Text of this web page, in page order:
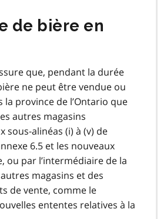
de bière en
que, pendant la durée
ne peut être vendue ou
la province de l’Ontario que
autres magasins
sous-alinéas (i) à (v) de
6.5 et les nouveaux
ou par l’intermédiaire de la
magasins et des
de vente, comme le
ententes relatives à la